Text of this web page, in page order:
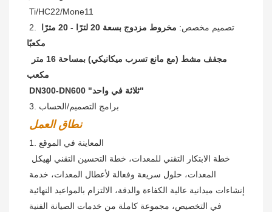
Ti/HC22/Mone11
2. تصميم مخصص:
مكعبًا
مكعب
DN300-DN600 "ثلاثة في واحد"
3. برامج التصميم/الحساب
نطاق العمل
1. المعاينة في الموقع